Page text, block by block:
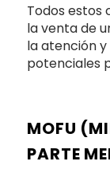
Todos estos
la venta de
la atención
potenciales
MOFU
PARTE